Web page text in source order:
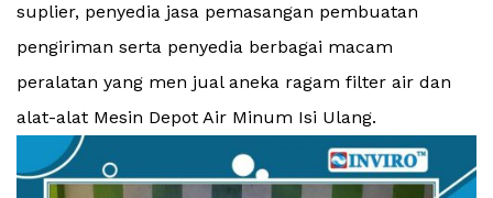
suplier, penyedia jasa pemasangan pembuatan
pengiriman serta penyedia berbagai macam
peralatan yang men jual aneka ragam filter air dan
alat-alat Mesin Depot Air Minum Isi Ulang.